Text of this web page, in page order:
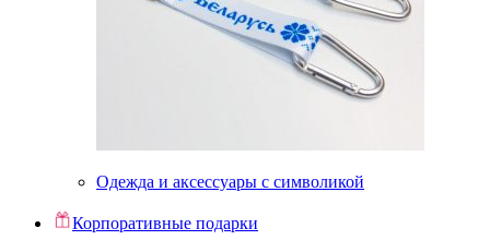
Одежда и аксессуары с символикой
Корпоративные подарки